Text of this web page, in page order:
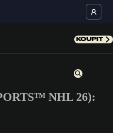
KOUPIT
characters or numbers
NHL 26):